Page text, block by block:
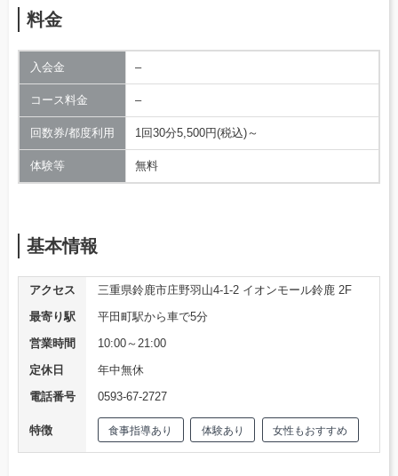
料金
入会金 –
コース料金 –
回数券/都度利用 1回30分5,500円(税込)～
体験等 無料
基本情報
アクセス
三重県鈴鹿市庄野羽山4-1-2 イオンモール鈴鹿 2F
最寄り駅
平田町駅から車で5分
営業時間
10:00～21:00
定休日
年中無休
電話番号
0593-67-2727
特徴 食事指導あり 体験あり 女性もおすすめ